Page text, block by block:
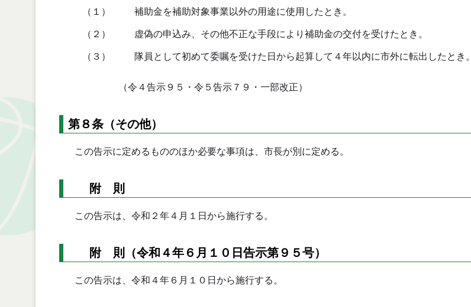
（１） 補助金を補助対象事業以外の用途に使用したとき。
（２） 虚偽の申込み、その他不正な手段により補助金の交付を受けたとき。
（３） 隊員として初めて委嘱を受けた日から起算して４年以内に市外に転出したとき。
（令４告示９５・令５告示７９・一部改正）
第８条（その他）
この告示に定めるもののほか必要な事項は、市長が別に定める。
附 則
この告示は、令和２年４月１日から施行する。
附 則（令和４年６月１０日告示第９５号）
この告示は、令和４年６月１０日から施行する。